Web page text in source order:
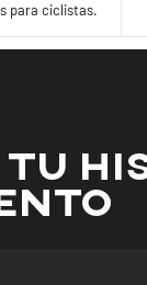
para ciclistas.